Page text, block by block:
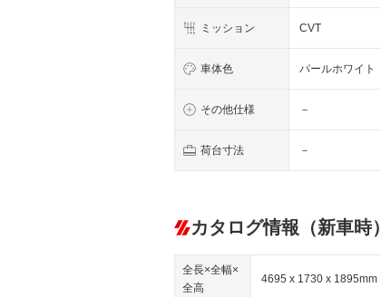
ミッション CVT
車体色 パールホワイト
その他仕様 －
荷台寸法 －
カタログ情報（新車時）
全長×全幅×
全高
4695 x 1730 x 1895mm